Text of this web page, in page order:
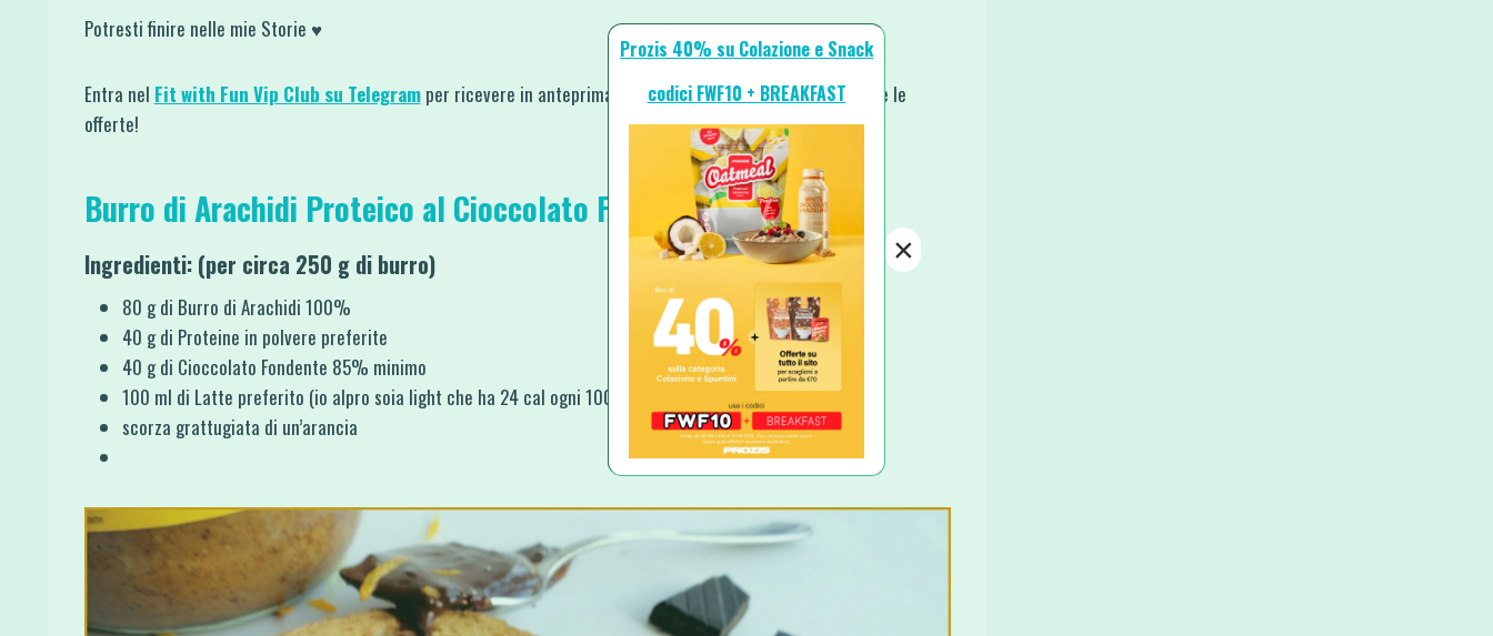
Potresti finire nelle mie Storie ♥
Entra nel Fit with Fun Vip Club su Telegramper ricevere in anteprima le nuove ricette, i nuovi video e tutte le
offerte!
Burro di Arachidi Proteico al Cioccolato Fondente e Arancia
Ingredienti: (per circa 250 g di burro)
80 g di Burro di Arachidi 100%
40 g di Proteine in polvere preferite
40 g di Cioccolato Fondente 85% minimo
100 ml di Latte preferito (io alpro soia light che ha 24 cal ogni 100ml)
scorza grattugiata di un’arancia
Prozis 40% su Colazione e Snack
codici FWF10 + BREAKFAST
×